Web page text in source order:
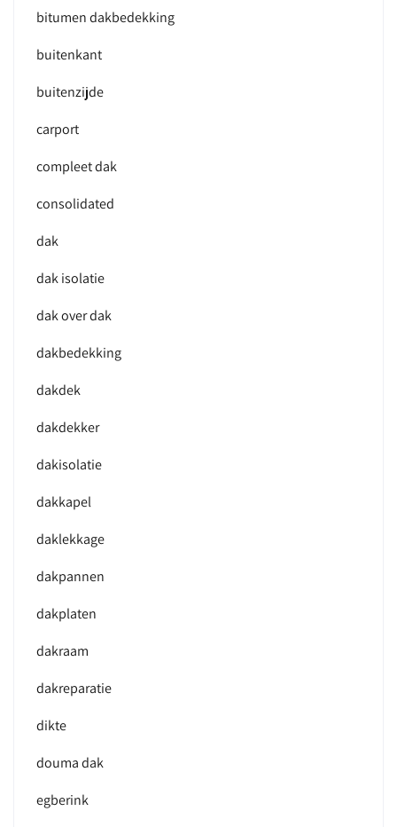
bitumen dakbedekking
buitenkant
buitenzijde
carport
compleet dak
consolidated
dak
dak isolatie
dak over dak
dakbedekking
dakdek
dakdekker
dakisolatie
dakkapel
daklekkage
dakpannen
dakplaten
dakraam
dakreparatie
dikte
douma dak
egberink